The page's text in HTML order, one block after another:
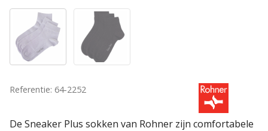
Referentie: 64-2252
De Sneaker Plus sokken van Rohner zijn comfortabele